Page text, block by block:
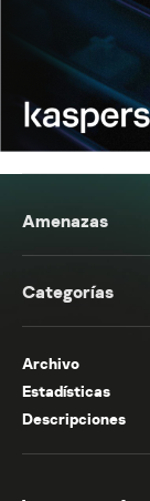
Amenazas
Categorías
Archivo
Estadísticas
Descripciones